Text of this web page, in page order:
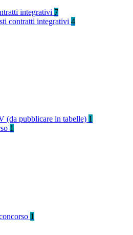
integrativi 7
contratti integrativi 4
(da pubblicare in tabelle) 1
1
1